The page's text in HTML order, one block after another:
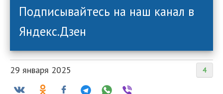
Подписывайтесь на наш канал в
Яндекс.Дзен
4
29 января 2025